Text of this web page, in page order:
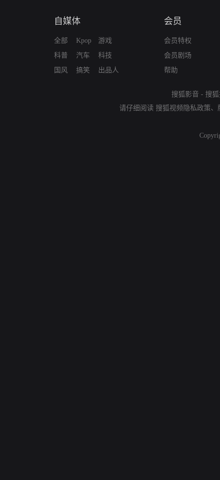
自媒体
全部
科普
国风
Kpop
汽车
搞笑
游戏
科技
出品人
会员
会员特权
会员剧场
帮助
搜狐影音 - 搜
请仔细阅读 搜狐视频隐私政策、